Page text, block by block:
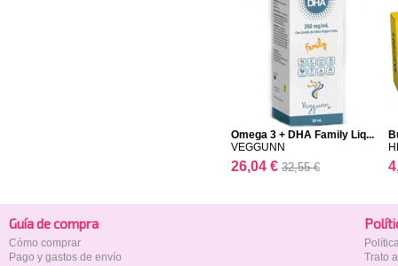
Omega 3 + DHA Family Liq...
VEGGUNN
26,04 € 32,55 €
Guía de compra
Cómo comprar
Pago y gastos de envío
Trato